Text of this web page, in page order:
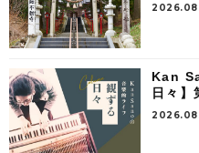
Kan
日々